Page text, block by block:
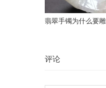
翡翠手镯为什么要
评论